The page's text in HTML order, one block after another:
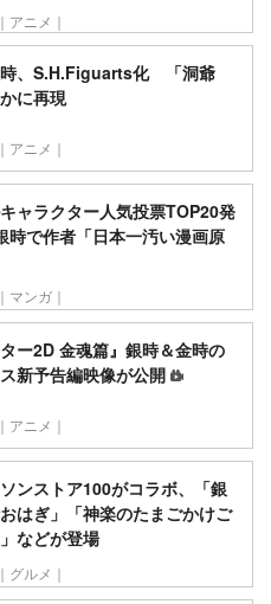
｜アニメ｜
時、S.H.Figuarts化 「洞爺
に再現
｜アニメ｜
キャラクター人気投票TOP20発
で作者「日本一汚い漫画原
｜マンガ｜
ー2D 金魂篇』銀時＆金時の
新予告編映像が公開
｜アニメ｜
ンストア100がコラボ、「銀
はぎ」「神楽のたまごかけご
などが登場
｜グルメ｜